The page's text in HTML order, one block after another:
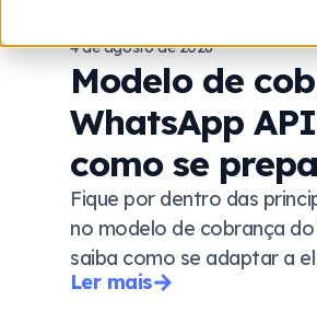
4 de agosto de 2026
Modelo de
WhatsApp
como se
Fique por dentro das
no modelo de cobrança
saiba como se adaptar a
Ler mais